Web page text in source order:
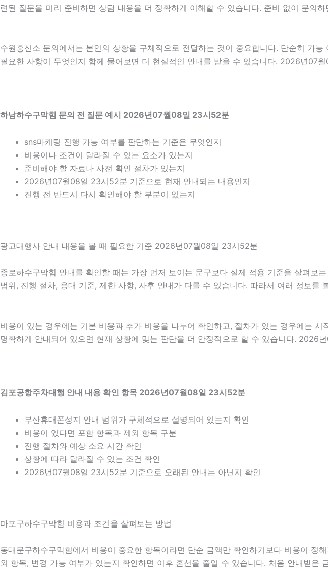
련된 질문을 미리 준비하면 상담 내용을 더 정확하게 이해할 수 있습니다. 준비 없이 문의
수원흥신소 문의에서는 본인의 상황을 구체적으로 전달하는 것이 중요합니다. 단순히 가
필요한 사항이 무엇인지 함께 물어보면 더 현실적인 안내를 받을 수 있습니다. 2026년07
하남하수구막힘 문의 전 질문 예시 2026년07월08일 23시52분
sns마케팅 진행 가능 여부를 판단하는 기준은 무엇인지
비용이나 조건이 달라질 수 있는 요소가 있는지
준비해야 할 자료나 사전 확인 절차가 있는지
2026년07월08일 23시52분 기준으로 현재 안내되는 내용인지
진행 전 반드시 다시 확인해야 할 부분이 있는지
광고대행사 안내 내용을 볼 때 필요한 기준 2026년07월08일 23시52분
종로하수구막힘 안내를 확인할 때는 가장 먼저 보이는 문구보다 실제 적용 기준을 살펴
범위, 진행 절차, 응대 기준, 제한 사항, 사후 안내가 다를 수 있습니다. 따라서 여러 정보를
비용이 있는 경우에는 기본 비용과 추가 비용을 나누어 확인하고, 절차가 있는 경우에는
명확하게 안내되어 있으면 현재 상황에 맞는 판단을 더 안정적으로 할 수 있습니다. 2026
김포공항주차대행 안내 내용 확인 항목 2026년07월08일 23시52분
부산휴대폰성지 안내 범위가 구체적으로 설명되어 있는지 확인
비용이 있다면 포함 항목과 제외 항목 구분
진행 절차와 예상 소요 시간 확인
상황에 따라 달라질 수 있는 조건 확인
2026년07월08일 23시52분 기준으로 오래된 안내는 아닌지 확인
마포구하수구막힘 비용과 조건을 살펴보는 방법
동대문구하수구막힘에서 비용이 중요한 항목이라면 단순 금액만 확인하기보다 비용이
외 항목, 변경 가능 여부가 있는지 확인하면 이후 혼선을 줄일 수 있습니다. 처음 안내받은